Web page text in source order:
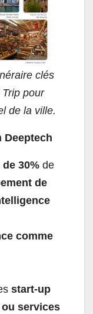
clés
pour
de la ville.
Deeptech
30% de
de
comme
start-up
services